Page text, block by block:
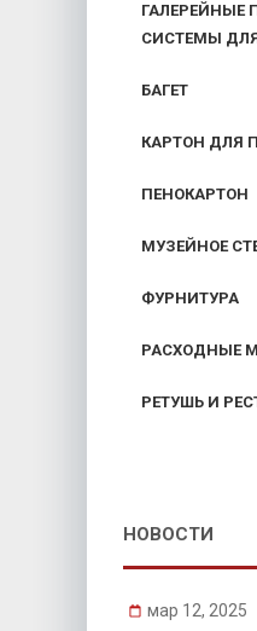
ГАЛЕРЕЙНЫЕ
СИСТЕМЫ
БАГЕТ
КАРТОН ДЛЯ
ПЕНОКАРТОН
МУЗЕЙНОЕ
ФУРНИТУРА
РАСХОДНЫЕ
РЕТУШЬ И
НОВОСТИ
мар 12, 2025